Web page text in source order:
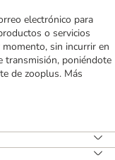
electrónico para
o servicios
sin incurrir en
transmisión, poniéndote
de zooplus. Más